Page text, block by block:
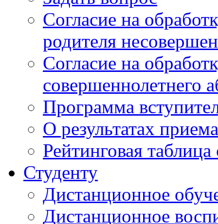
Согласие на
родителя
Согласие на
совершеннолетнего
Программа
О результатах приема
Рейтинговая
Студенту
Дистанционное
Дистанционное